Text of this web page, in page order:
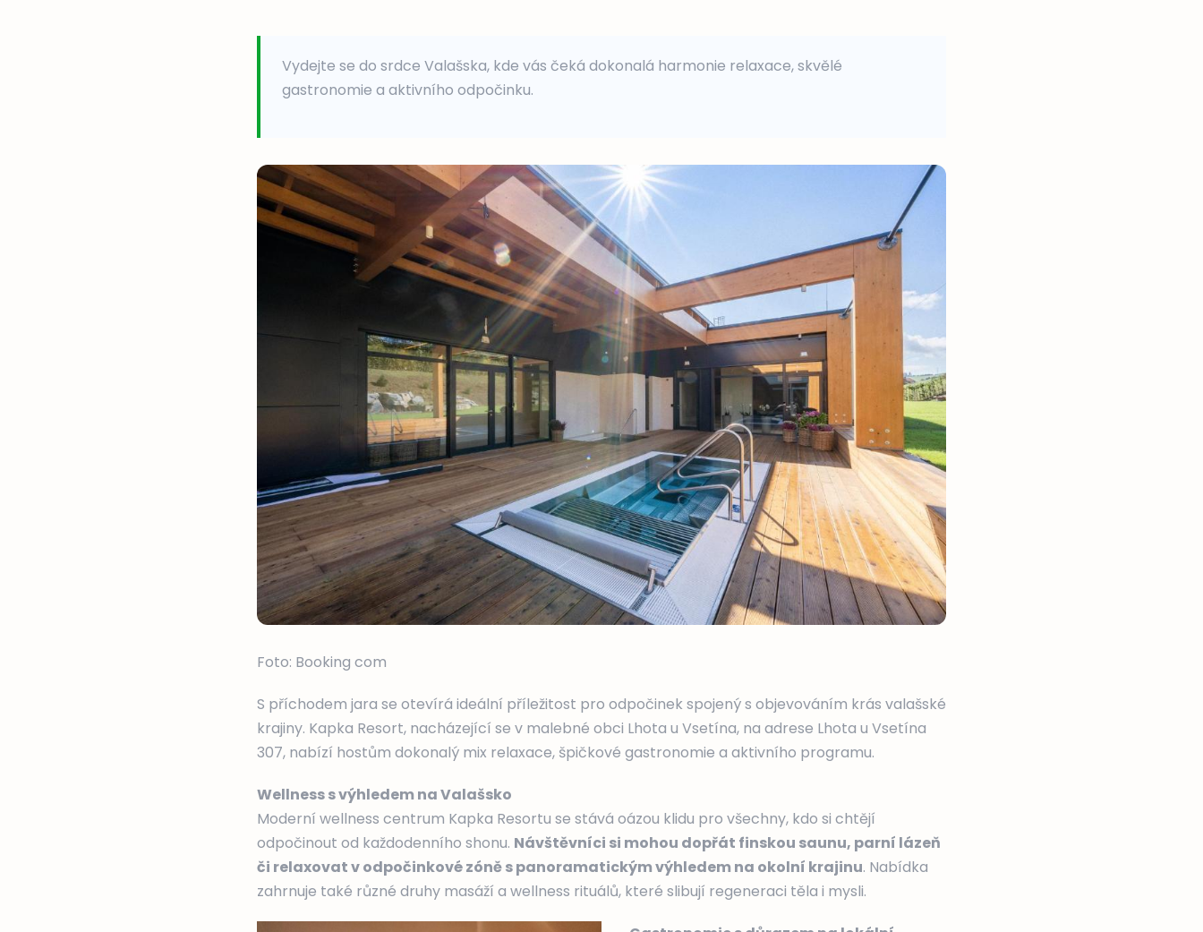
Vydejte se do srdce Valašska, kde vás čeká dokonalá harmonie relaxace, skvělé
gastronomie a aktivního odpočinku.
Foto: Booking com
S příchodem jara se otevírá ideální příležitost pro odpočinek spojený s objevováním krás valašské
krajiny. Kapka Resort, nacházející se v malebné obci Lhota u Vsetína, na adrese Lhota u Vsetína
307, nabízí hostům dokonalý mix relaxace, špičkové gastronomie a aktivního programu.
Wellness s výhledem na Valašsko
Moderní wellness centrum Kapka Resortu se stává oázou klidu pro všechny, kdo si chtějí
odpočinout od každodenního shonu. Návštěvníci si mohou dopřát finskou saunu, parní lázeň
či relaxovat v odpočinkové zóně s panoramatickým výhledem na okolní krajinu. Nabídka
zahrnuje také různé druhy masáží a wellness rituálů, které slibují regeneraci těla i mysli.